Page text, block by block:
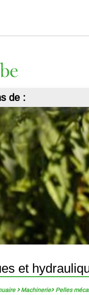
de :
et
Machinerie Pelles